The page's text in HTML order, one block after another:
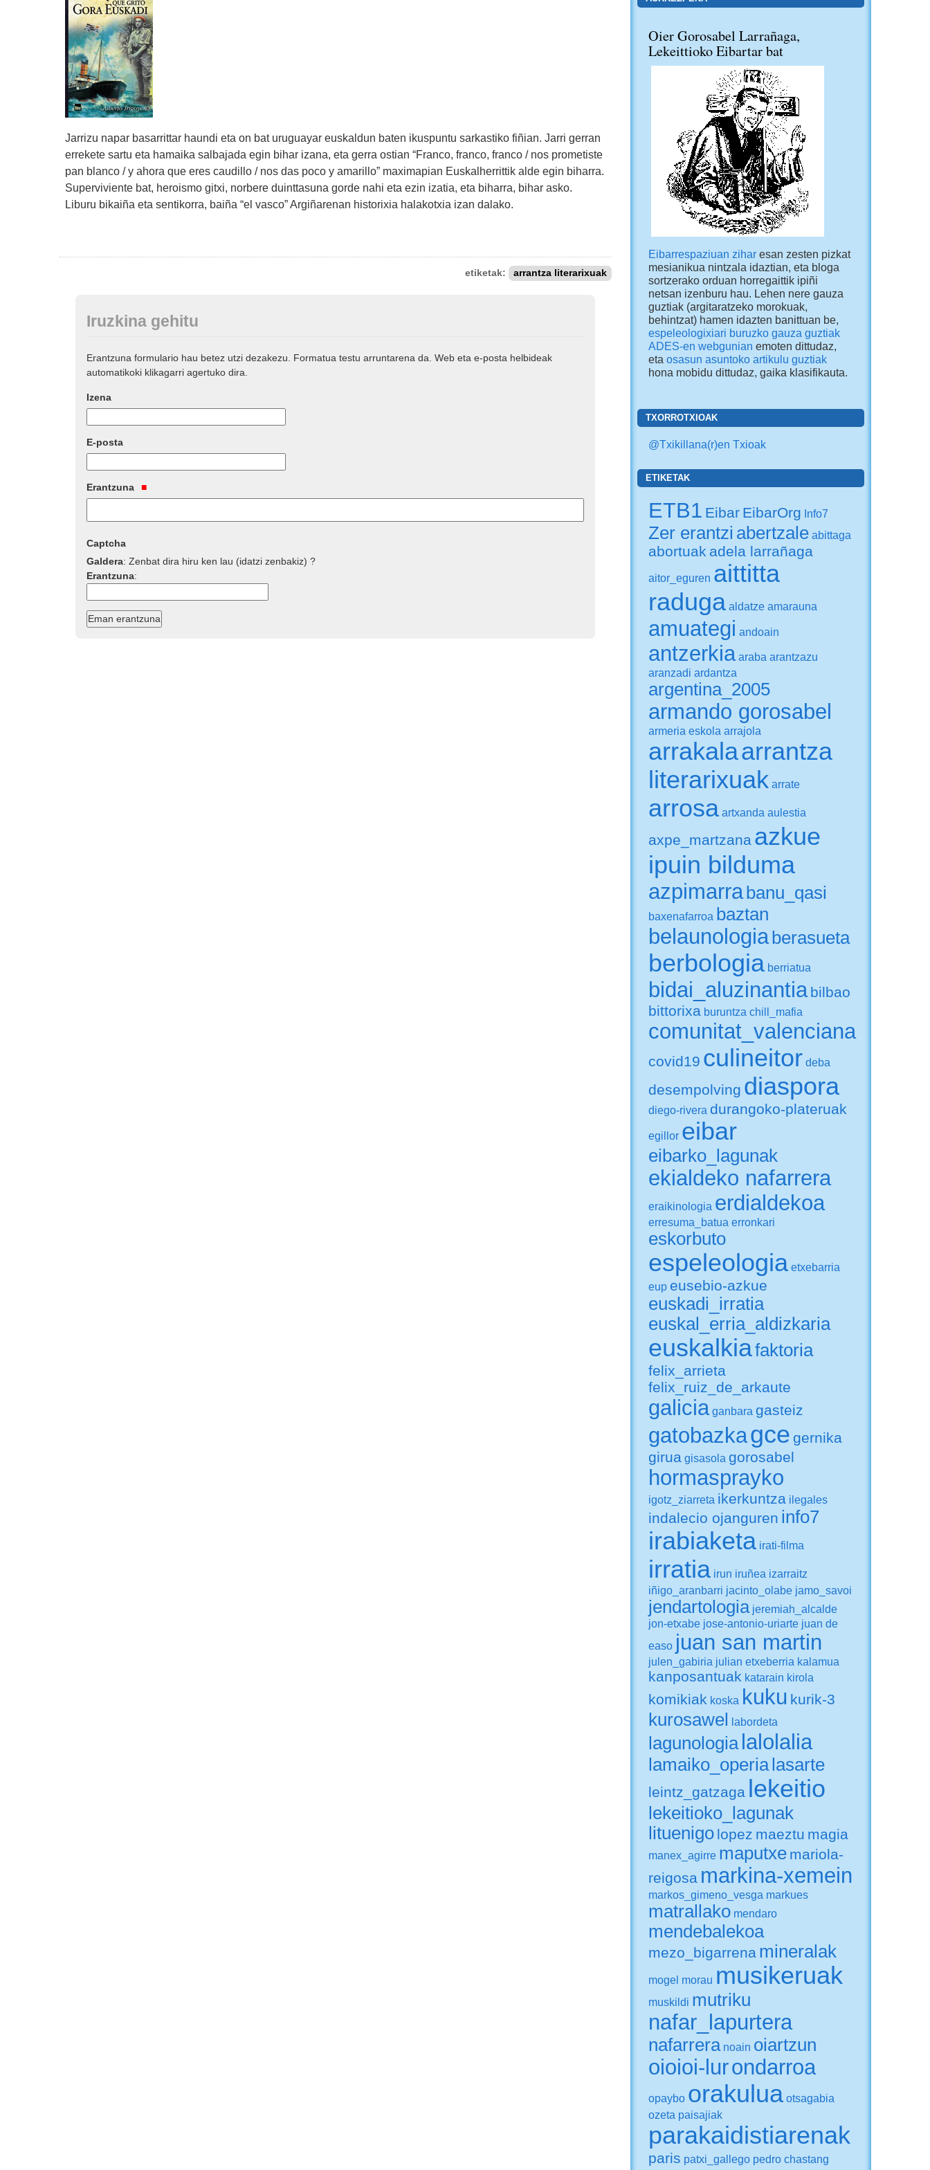
Jarrizu napar basarrittar haundi eta on bat uruguayar euskaldun baten ikuspuntu sarkastiko fiñian. Jarri gerran
errekete sartu eta hamaika salbajada egin bihar izana, eta gerra ostian “Franco, franco, franco / nos prometiste
pan blanco / y ahora que eres caudillo / nos das poco y amarillo” maximapian Euskalherrittik alde egin biharra.
Superviviente bat, heroismo gitxi, norbere duinttasuna gorde nahi eta ezin izatia, eta biharra, bihar asko.
Liburu bikaiña eta sentikorra, baiña “el vasco” Argiñarenan historixia halakotxia izan dalako.
etiketak: arrantza literarixuak
Iruzkina gehitu
Erantzuna formulario hau betez utzi dezakezu. Formatua testu arruntarena da. Web eta e-posta helbideak
automatikoki klikagarri agertuko dira.
Izena
E-posta
Erantzuna
Captcha
Galdera:Zenbat dira hiru ken lau (idatzi zenbakiz) ?
Erantzuna:
Oier Gorosabel Larrañaga,
Lekeittioko Eibartar bat
Eibarrespaziuan ziharesan zesten pizkat
mesianikua nintzala idaztian, eta bloga
sortzerako orduan horregaittik ipiñi
netsan izenburu hau. Lehen nere gauza
guztiak (argitaratzeko morokuak,
behintzat) hamen idazten banittuan be,
espeleologixiari buruzko gauza guztiak
ADES-en webgunian emoten dittudaz,
eta osasun asuntoko artikulu guztiak
hona mobidu dittudaz, gaika klasifikauta.
TXORROTXIOAK
@Txikillana(r)en Txioak
ETIKETAK
ETB1 Eibar EibarOrg Info7
Zer erantzi abertzale abittaga
abortuak adela larrañaga
aitor_eguren aittitta
raduga aldatze amarauna
amuategi andoain
antzerkia araba arantzazu
aranzadi ardantza
argentina_2005
armando gorosabel
armeria eskola arrajola
arrakalaarrantza
literarixuak arrate
arrosa artxanda aulestia
axpe_martzana azkue
ipuin bilduma
azpimarra banu_qasi
baxenafarroa baztan
belaunologia berasueta
berbologia berriatua
bidai_aluzinantia bilbao
bittorixa buruntza chill_mafia
comunitat_valenciana
covid19 culineitor deba
desempolving diaspora
diego-rivera durangoko-plateruak
egillor eibar
eibarko_lagunak
ekialdeko nafarrera
eraikinologia erdialdekoa
erresuma_batua erronkari
eskorbuto
espeleologia etxebarria
eup eusebio-azkue
euskadi_irratia
euskal_erria_aldizkaria
euskalkiafaktoria
felix_arrieta
felix_ruiz_de_arkaute
galicia ganbara gasteiz
gatobazkagce gernika
girua gisasola gorosabel
hormasprayko
igotz_ziarreta ikerkuntza ilegales
indalecio ojanguren info7
irabiaketa irati-filma
irratia irun iruñea izarraitz
iñigo_aranbarri jacinto_olabe jamo_savoi
jendartologia jeremiah_alcalde
jon-etxabe jose-antonio-uriarte juan de
easo juan san martin
julen_gabiria julian etxeberria kalamua
kanposantuak katarain kirola
komikiak koska kuku kurik-3
kurosawel labordeta
lagunologia lalolalia
lamaiko_operia lasarte
leintz_gatzaga lekeitio
lekeitioko_lagunak
lituenigo lopez maeztu magia
manex_agirre maputxe mariola-
reigosa markina-xemein
markos_gimeno_vesga markues
matrallako mendaro
mendebalekoa
mezo_bigarrena mineralak
mogel morau musikeruak
muskildi mutriku
nafar_lapurtera
nafarrera noain oiartzun
oioioi-lurondarroa
opaybo orakulua otsagabia
ozeta paisajiak
parakaidistiarenak
paris patxi_gallego pedro chastang